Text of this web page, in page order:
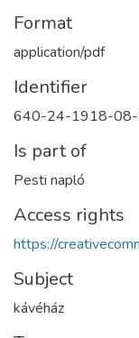
Format
application/pdf
Identifier
640-24-1918-08-
Is part of
Pesti napló
Access rights
https://
Subject
kávéház